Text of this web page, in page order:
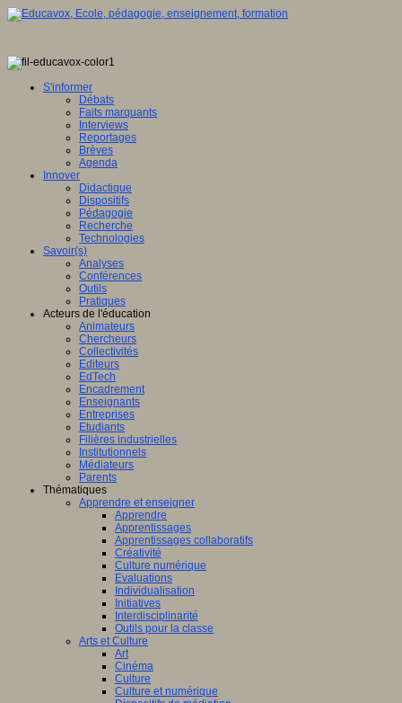
S'informer
Débats
Faits marquants
Interviews
Reportages
Brèves
Agenda
Innover
Didactique
Dispositifs
Pédagogie
Recherche
Technologies
Savoir(s)
Analyses
Conférences
Outils
Pratiques
Acteurs de l'éducation
Animateurs
Chercheurs
Collectivités
Editeurs
EdTech
Encadrement
Enseignants
Entreprises
Etudiants
Filières industrielles
Institutionnels
Médiateurs
Parents
Thématiques
Apprendre et enseigner
Apprendre
Apprentissages
Apprentissages collaboratifs
Créativité
Culture numérique
Evaluations
Individualisation
Initiatives
Interdisciplinarité
Outils pour la classe
Arts et Culture
Art
Cinéma
Culture
Culture et numérique